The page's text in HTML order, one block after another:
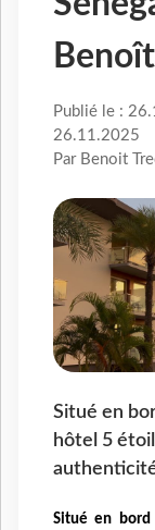
Publié le :
26.11.2025
Par Benoit
Situé en
hôtel 5
Situé en